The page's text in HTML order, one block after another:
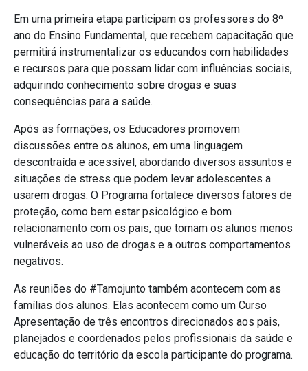
Em uma primeira etapa participam os professores do 8º
ano do Ensino Fundamental, que recebem capacitação que
permitirá instrumentalizar os educandos com habilidades
e recursos para que possam lidar com influências sociais,
adquirindo conhecimento sobre drogas e suas
consequências para a saúde.
Após as formações, os Educadores promovem
discussões entre os alunos, em uma linguagem
descontraída e acessível, abordando diversos assuntos e
situações de stress que podem levar adolescentes a
usarem drogas. O Programa fortalece diversos fatores de
proteção, como bem estar psicológico e bom
relacionamento com os pais, que tornam os alunos menos
vulneráveis ao uso de drogas e a outros comportamentos
negativos.
As reuniões do #Tamojunto também acontecem com as
famílias dos alunos. Elas acontecem como um Curso
Apresentação de três encontros direcionados aos pais,
planejados e coordenados pelos profissionais da saúde e
educação do território da escola participante do programa.